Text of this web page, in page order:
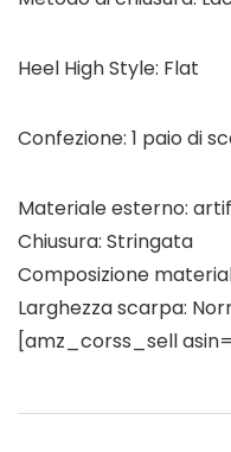
Heel High Style: Flat
Confezione: 1 paio di
Materiale esterno:
Chiusura: Stringata
Composizione
Larghezza scarpa:
[amz_corss_sell